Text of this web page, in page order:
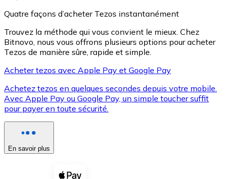
XRP
XRP
Voir toutes
Quatre façons d’acheter Tezos instantanément
Trouvez la méthode qui vous convient le mieux. Chez
Bitnovo, nous vous offrons plusieurs options pour acheter
Tezos de manière sûre, rapide et simple.
Acheter tezos avec Apple Pay et Google Pay
Achetez tezos en quelques secondes depuis votre mobile.
Avec Apple Pay ou Google Pay, un simple toucher suffit
pour payer en toute sécurité.
En savoir plus